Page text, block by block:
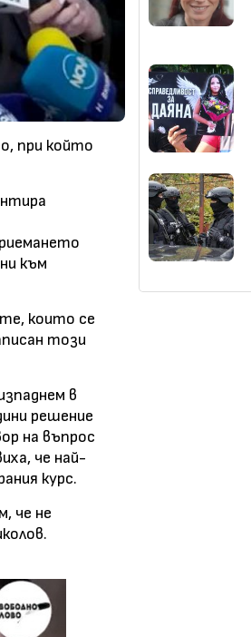
при който
към
които се
този
в
решение
на въпрос
че най-
курс.
че не